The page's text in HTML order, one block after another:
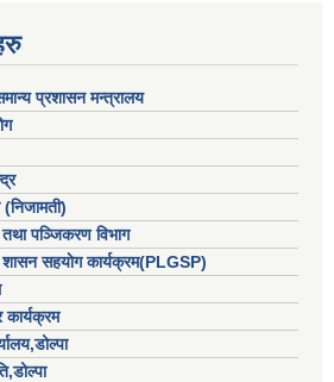
प्रशासन मन्त्रालय
(निजामती)
तथा पञ्जिकरण विभाग
सहयाेग कार्यक्रम(PLGSP)
कार्यक्रम